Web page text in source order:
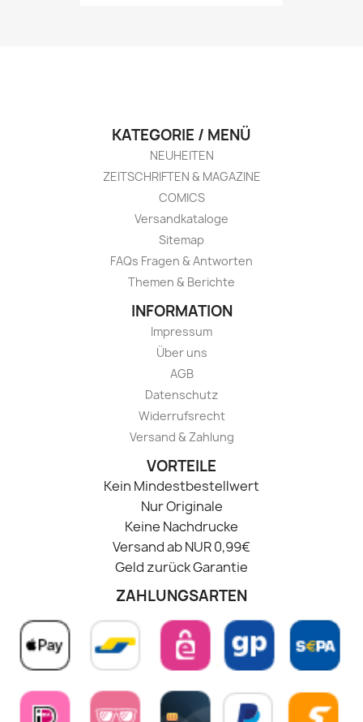
KATEGORIE / MENÜ
NEUHEITEN
ZEITSCHRIFTEN & MAGAZINE
COMICS
Versandkataloge
Sitemap
FAQs Fragen & Antworten
Themen & Berichte
INFORMATION
Impressum
Über uns
AGB
Datenschutz
Widerrufsrecht
Versand & Zahlung
VORTEILE
Kein Mindestbestellwert
Nur Originale
Keine Nachdrucke
Versand ab NUR 0,99€
Geld zurück Garantie
ZAHLUNGSARTEN